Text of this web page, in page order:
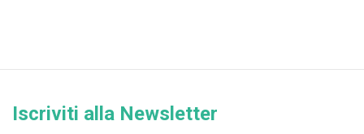
Iscriviti alla Newsletter